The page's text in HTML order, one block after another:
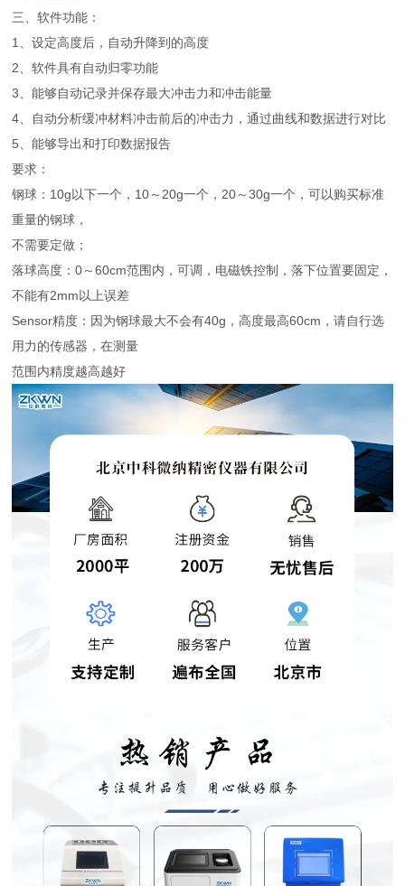
三、软件功能：
1、设定高度后，自动升降到的高度
2、软件具有自动归零功能
3、能够自动记录并保存最大冲击力和冲击能量
4、自动分析缓冲材料冲击前后的冲击力，通过曲线和数据进行对比
5、能够导出和打印数据报告
要求：
钢球：10g以下一个，10～20g一个，20～30g一个，可以购买标准
重量的钢球，
不需要定做；
落球高度：0～60cm范围内，可调，电磁铁控制，落下位置要固定，
不能有2mm以上误差
Sensor精度：因为钢球最大不会有40g，高度最高60cm，请自行选
用力的传感器，在测量
范围内精度越高越好